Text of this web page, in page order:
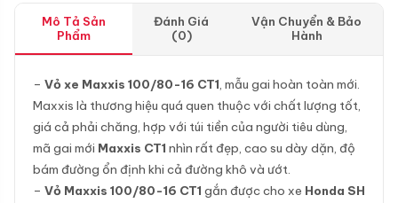
Mô Tả Sản
Phẩm
Đánh Giá
(0)
Vận Chuyển & Bảo
Hành
– Vỏ xe Maxxis 100/80-16 CT1, mẫu gai hoàn toàn mới.
Maxxis là thương hiệu quá quen thuộc với chất lượng tốt,
giá cả phải chăng, hợp với túi tiền của người tiêu dùng,
mã gai mới Maxxis CT1 nhìn rất đẹp, cao su dày dặn, độ
bám đường ổn định khi cả đường khô và ướt.
– Vỏ Maxxis 100/80-16 CT1 gắn được cho xe Honda SH